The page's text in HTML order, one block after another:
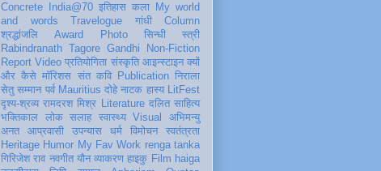
Concrete
India@70 इतिहास कला
My world
and words
Travelogue गांधी
Column
श्रद्धांजलि
Award Photo सिन्धी
स्त्री
Rabindranath Tagore Gandhi
Non-Fiction
Report Video प्रतियोगिता संस्कृति आइन्स्टाइन क्यों
और कैसे मॉरिशस संत कवि Publication निराला
सेतु सम्मान पर्व Mauritius दोहे नाटक हास्य LitFest
दृश्य-श्रव्य रामदरश मिश्र Literature दलित साहित्य
भक्तिकाल
लोक सलाह स्वास्थ्य Visual
अभिमन्यु
अनत
आप्रवासी उपन्यास धर्म विमोचन
स्वतंत्रता
Heritage Humor My Fav Work renga tanka
गिरिजेश राव नवगीत यौन व्याकरण हाइकु Film haiga